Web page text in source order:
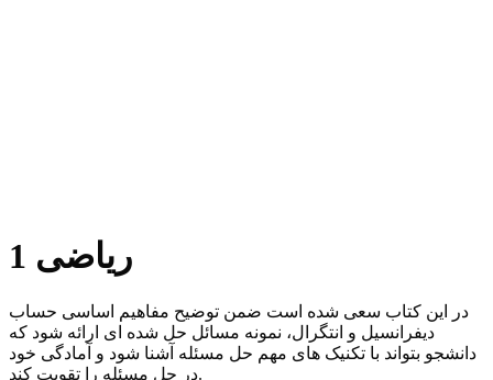
ریاضی 1
در این کتاب سعی شده است ضمن توضیح مفاهیم اساسی حساب
دیفرانسیل و انتگرال، نمونه مسائل حل شده ای ارائه شود که
دانشجو بتواند با تکنیک های مهم حل مسئله آشنا شود و آمادگی خود
در حل مسئله را تقویت کند.